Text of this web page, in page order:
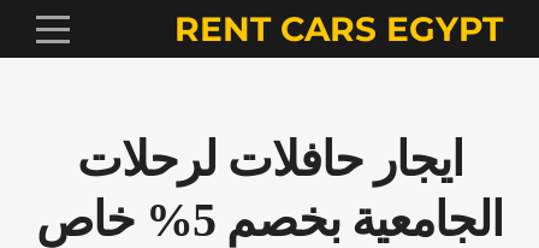
RENT CARS EGYPT
ايجار حافلات لرحلات
الجامعية بخصم 5% خاص